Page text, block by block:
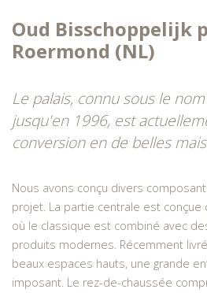
Oud Bisschoppelijk
Roermond (NL)
Le palais, connu sous le
jusqu'en 1996, est
conversion en de belles
Nous avons conçu divers
projet. La partie centrale est conçue
où le classique est combiné avec
produits modernes. Récemment
beaux espaces hauts, une grande
imposant. Le rez-de-chaussée